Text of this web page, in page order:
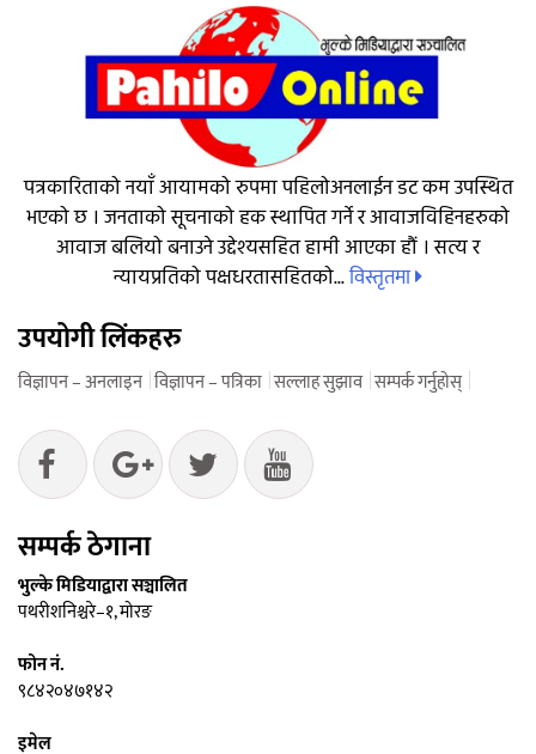
पत्रकारिताको नयाँ आयामको रुपमा पहिलोअनलाईन डट कम उपस्थित
भएको छ । जनताको सूचनाको हक स्थापित गर्ने र आवाजविहिनहरुको
आवाज बलियो बनाउने उद्देश्यसहित हामी आएका हौं । सत्य र
न्यायप्रतिको पक्षधरतासहितको...विस्तृतमा
उपयोगी लिंकहरु
विज्ञापन – अनलाइन विज्ञापन – पत्रिका सल्लाह सुझाव सम्पर्क गर्नुहोस्
सम्पर्क ठेगाना
भुल्के मिडियाद्वारा सञ्चालित
पथरीशनिश्चरे–१, मोरङ
फोन नं.
९८४२०४७१४२
इमेल